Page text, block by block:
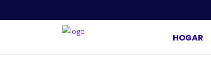
HOGAR